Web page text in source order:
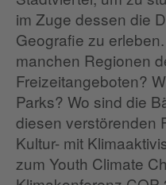
im Zuge dessen die
Geografie zu
manchen Regionen
Freizeitangeboten?
Parks? Wo sind die
diesen verstörenden
Kultur- mit
zum Youth Climate